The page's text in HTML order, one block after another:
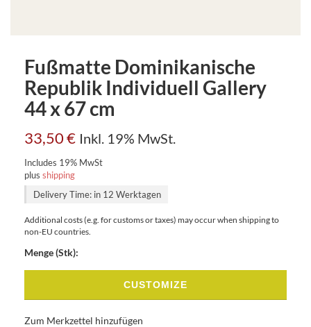
Fußmatte Dominikanische
Republik Individuell Gallery
44 x 67 cm
33,50€ Inkl. 19% MwSt.
Includes 19% MwSt
plus shipping
Delivery Time: in 12 Werktagen
Additional costs (e.g. for customs or taxes) may occur when shipping to
non-EU countries.
Menge (Stk):
CUSTOMIZE
Zum Merkzettel hinzufügen